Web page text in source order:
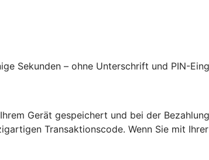
Sekunden – ohne Unterschrift und PIN-
Gerät gespeichert und bei der
Transaktionscode. Wenn Sie mit